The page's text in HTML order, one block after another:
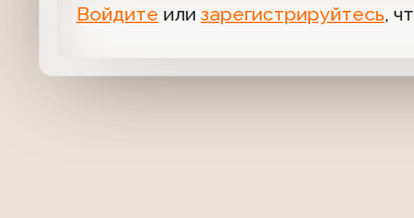
Войдите или зарегистрируйтесь,